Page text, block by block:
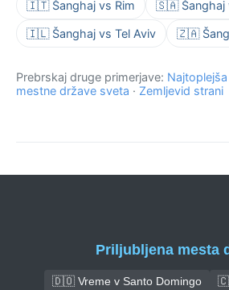
🇮🇹 Šanghaj vs Rim 🇸🇦 Šanghaj
🇮🇱 Šanghaj vs Tel Aviv 🇿🇦
Prebrskaj druge primerjave:
mestne države sveta · Zemljevid strani
Priljubljena mesta
🇩🇴 Vreme v Santo Domingo